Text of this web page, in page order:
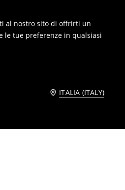
al nostro sito di offrirti un
le tue preferenze in qualsiasi
ITALIA (ITALY)